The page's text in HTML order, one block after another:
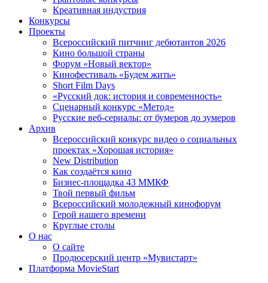
Креативная индустрия
Конкурсы
Проекты
Всероссийский питчинг дебютантов 2026
Кино большой страны
Форум «Новый вектор»
Кинофестиваль «Будем жить»
Short Film Days
«Русский док: история и современность»
Сценарный конкурс «Метод»
Русские веб-сериалы: от бумеров до зумеров
Архив
Всероссийский конкурс видео о социальных
проектах «Хорошая история»
New Distribution
Как создаётся кино
Бизнес-площадка 43 ММКФ
Твой первый фильм
Всероссийский молодежный кинофорум
Герой нашего времени
Круглые столы
О нас
О сайте
Продюсерский центр «Мувистарт»
Платформа MovieStart